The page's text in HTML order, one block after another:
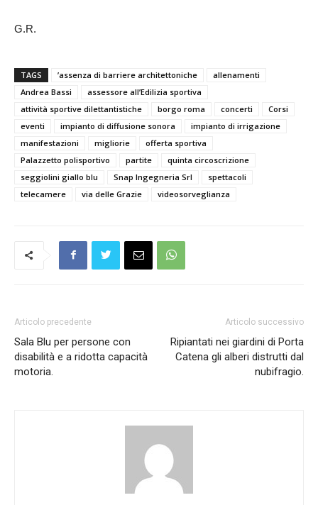
G.R.
TAGS ’assenza di barriere architettoniche
allenamenti
Andrea Bassi
assessore all’Edilizia sportiva
attività sportive dilettantistiche
borgo roma concerti
Corsi
eventi
impianto di diffusione sonora
impianto di irrigazione
manifestazioni
migliorie
offerta sportiva
Palazzetto polisportivo
partite
quinta circoscrizione
seggiolini giallo blu
Snap Ingegneria Srl
spettacoli
telecamere
via delle Grazie videosorveglianza
Articolo precedente
Sala Blu per persone con
disabilità e a ridotta capacità
motoria.
Articolo successivo
Ripiantati nei giardini di Porta
Catena gli alberi distrutti dal
nubifragio.